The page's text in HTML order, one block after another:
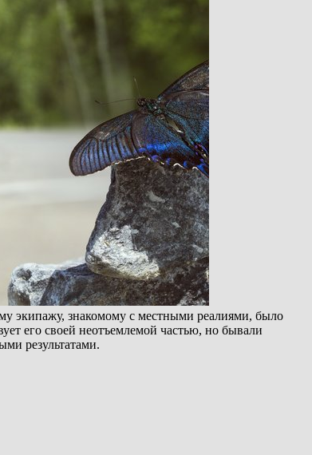
экипажу, знакомому с местными реалиями, было
его своей неотъемлемой частью, но бывали
результатами.